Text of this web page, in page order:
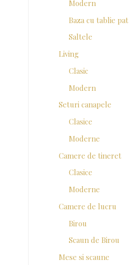
Modern
Baza cu tablie pat
Saltele
Living
Clasic
Modern
Seturi canapele
Clasice
Moderne
Camere de tineret
Clasice
Moderne
Camere de lucru
Birou
Scaun de Birou
Mese si scaune